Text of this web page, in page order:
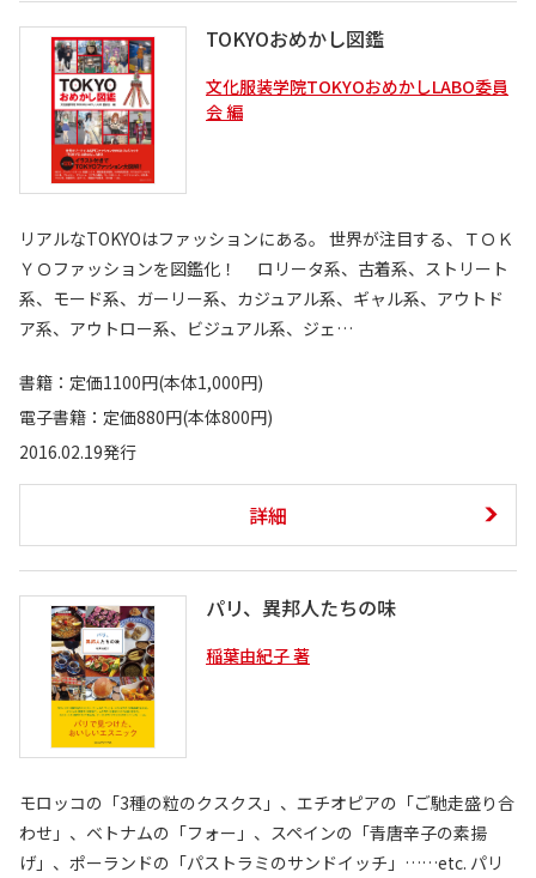
TOKYOおめかし図鑑
文化服装学院TOKYOおめかしLABO委員
会 編
リアルなTOKYOはファッションにある。 世界が注目する、ＴＯＫ
ＹＯファッションを図鑑化！ ロリータ系、古着系、ストリート
系、モード系、ガーリー系、カジュアル系、ギャル系、アウトド
ア系、アウトロー系、ビジュアル系、ジェ…
書籍：定価1100円(本体1,000円)
電子書籍：定価880円(本体800円)
2016.02.19発行
詳細
パリ、異邦人たちの味
稲葉由紀子 著
モロッコの「3種の粒のクスクス」、エチオピアの「ご馳走盛り合
わせ」、ベトナムの「フォー」、スペインの「青唐辛子の素揚
げ」、ポーランドの「パストラミのサンドイッチ」……etc. パリ